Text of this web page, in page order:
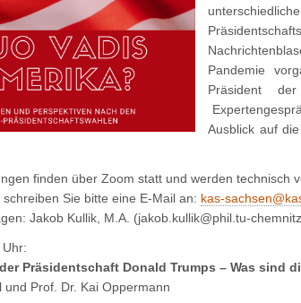
Pandemie
Präsident
Ausblick auf
finden über Zoom statt und werden technisch
Sie bitte eine E-Mail an: kas-
Jakob Kullik, M.A. (jakob.kullik@phil.tu-
Präsidentschaft Donald Trumps – Was sind
und Prof. Dr. Kai Oppermann